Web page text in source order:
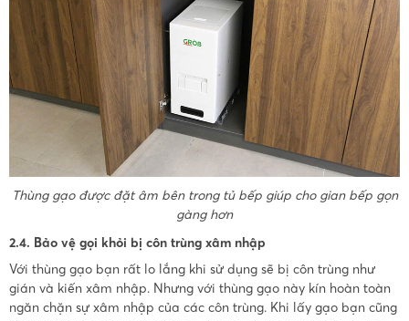
Thùng gạo được đặt âm bên trong tủ bếp giúp cho gian bếp gọn
gàng hơn
2.4. Bảo vệ gọi khỏi bị côn trùng xâm nhập
Với thùng gạo bạn rất lo lắng khi sử dụng sẽ bị côn trùng như
gián và kiến xâm nhập. Nhưng với thùng gạo này kín hoàn toàn
ngăn chặn sự xâm nhập của các côn trùng. Khi lấy gạo bạn cũng